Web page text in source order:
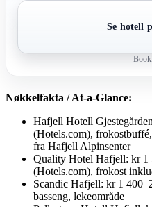
Se hotell
Nøkkelfakta / At-a-Glance:
Hafjell Hotell
(Hotels.com),
fra Hafjell Alpinsenter
Quality Hotel Hafjell: kr 1
(Hotels.com), frokost
Scandic Hafjell: kr 1
basseng, lekeområde